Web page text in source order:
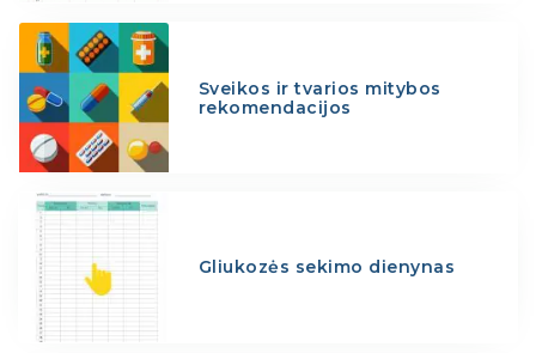
Sveikos ir tvarios mitybos
rekomendacijos
Gliukozės sekimo dienynas